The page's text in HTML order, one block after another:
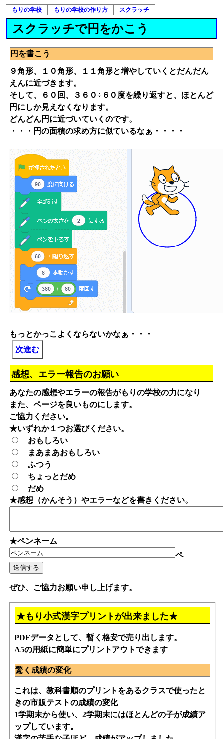
もりの学校 もりの学校の作り方 スクラッチ
スクラッチで円をかこう
円を書こう
９角形、１０角形、１１角形と増やしていくとだんだん
えんに近づきます。
そして、６０回、３６０÷６０度を繰り返すと、ほとんど
円にしか見えなくなります。
どんどん円に近づいていくのです。
・・・円の面積の求め方に似ているなぁ・・・・
もっとかっこよくならないかなぁ・・・
次進む
感想、エラー報告のお願い
あなたの感想やエラーの報告がもりの学校の力になり
また、ページを良いものにします。
ご協力ください。
★いずれか１つお選びください。
おもしろい
まあまあおもしろい
ふつう
ちょっとだめ
だめ
★感想（かんそう）やエラーなどを書きください。
★ペンネーム
ペ
ぜひ、ご協力お願い申し上げます。